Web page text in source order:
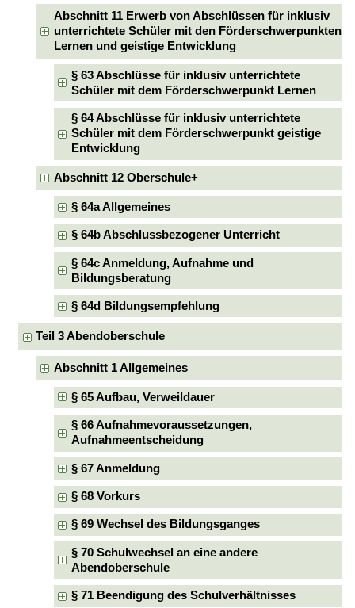
Abschnitt 11 Erwerb von Abschlüssen für inklusiv
unterrichtete Schüler mit den Förderschwerpunkten
Lernen und geistige Entwicklung
§ 63 Abschlüsse für inklusiv unterrichtete
Schüler mit dem Förderschwerpunkt Lernen
§ 64 Abschlüsse für inklusiv unterrichtete
Schüler mit dem Förderschwerpunkt geistige
Entwicklung
Abschnitt 12 Oberschule+
§ 64a Allgemeines
§ 64b Abschlussbezogener Unterricht
§ 64c Anmeldung, Aufnahme und
Bildungsberatung
§ 64d Bildungsempfehlung
Teil 3 Abendoberschule
Abschnitt 1 Allgemeines
§ 65 Aufbau, Verweildauer
§ 66 Aufnahmevoraussetzungen,
Aufnahmeentscheidung
§ 67 Anmeldung
§ 68 Vorkurs
§ 69 Wechsel des Bildungsganges
§ 70 Schulwechsel an eine andere
Abendoberschule
§ 71 Beendigung des Schulverhältnisses